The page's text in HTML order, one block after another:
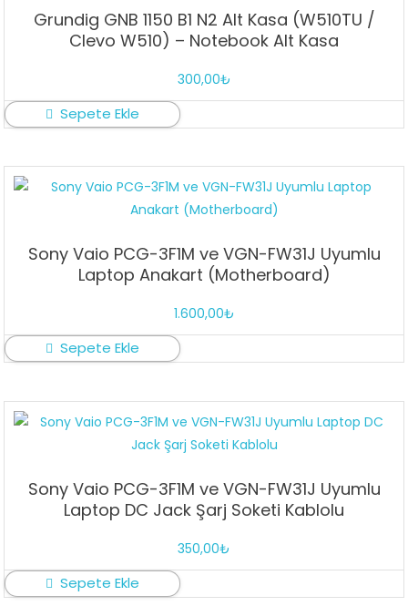
Grundig GNB 1150 B1 N2 Alt Kasa (W510TU /
Clevo W510) – Notebook Alt Kasa
300,00₺
Sepete Ekle
Sony Vaio PCG-3F1M ve VGN-FW31J Uyumlu
Laptop Anakart (Motherboard)
1.600,00₺
Sepete Ekle
Sony Vaio PCG-3F1M ve VGN-FW31J Uyumlu
Laptop DC Jack Şarj Soketi Kablolu
350,00₺
Sepete Ekle